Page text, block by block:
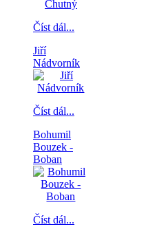
Číst dál...
Jiří
Nádvorník
Číst dál...
Bohumil
Bouzek -
Boban
Číst dál...